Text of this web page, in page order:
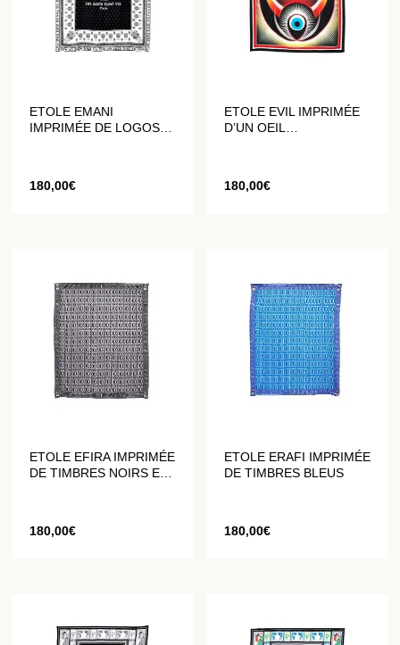
ETOLE EMANI
IMPRIMÉE DE LOGOS
180,00€
ETOLE EVIL IMPRIMÉE
D’UN OEIL
180,00€
ETOLE EFIRA IMPRIMÉE
DE TIMBRES NOIRS ET
180,00€
ETOLE ERAFI IMPRIMÉE
DE TIMBRES BLEUS
180,00€